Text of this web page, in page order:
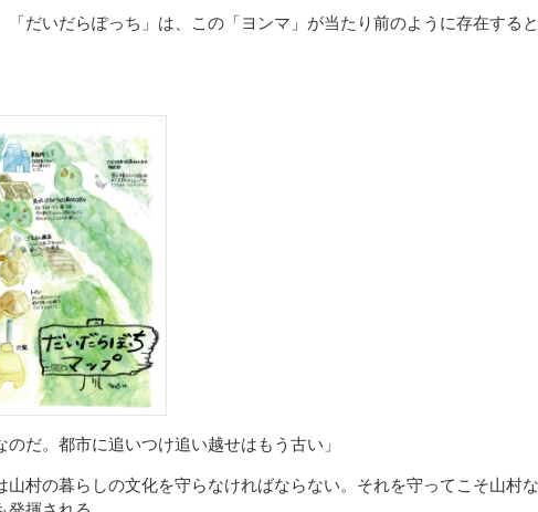
「だいだらぽっち」は、この「ヨンマ」が当たり前のように存在すると
のだ。都市に追いつけ追い越せはもう古い」
山村の暮らしの文化を守らなければならない。それを守ってこそ山村な